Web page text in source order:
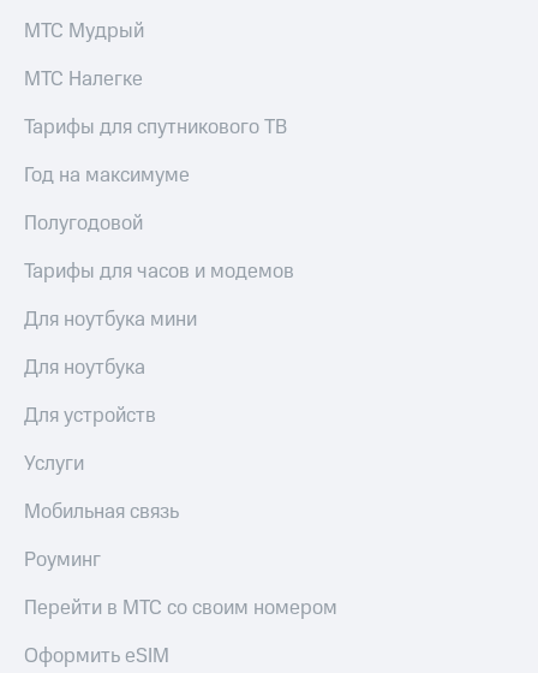
МТС Мудрый
МТС Налегке
Тарифы для спутникового ТВ
Год на максимуме
Полугодовой
Тарифы для часов и модемов
Для ноутбука мини
Для ноутбука
Для устройств
Услуги
Мобильная связь
Роуминг
Перейти в МТС со своим номером
Оформить eSIM